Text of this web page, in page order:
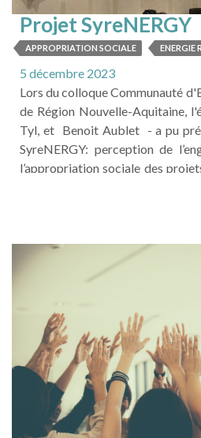
Projet SyreNERGY
APPROPRIATION SOCIALE ENERGIE
5 décembre 2023
Lors du colloque Communauté
de Région Nouvelle-Aquitaine,
Tyl, et Benoit Aublet - a pu
SyreNERGY: perception de
l’appropriation sociale des
porté avec Romain
SIreNERGY a pour
nationales concernant la
LIRE LA SUITE